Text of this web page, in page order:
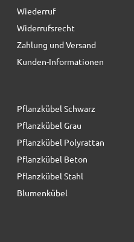
Wiederruf
Widerrufsrecht
Zahlung und Versand
Kunden-Informationen
Pflanzkübel Schwarz
Pflanzkübel Grau
Pflanzkübel Polyrattan
Pflanzkübel Beton
Pflanzkübel Stahl
Blumenkübel